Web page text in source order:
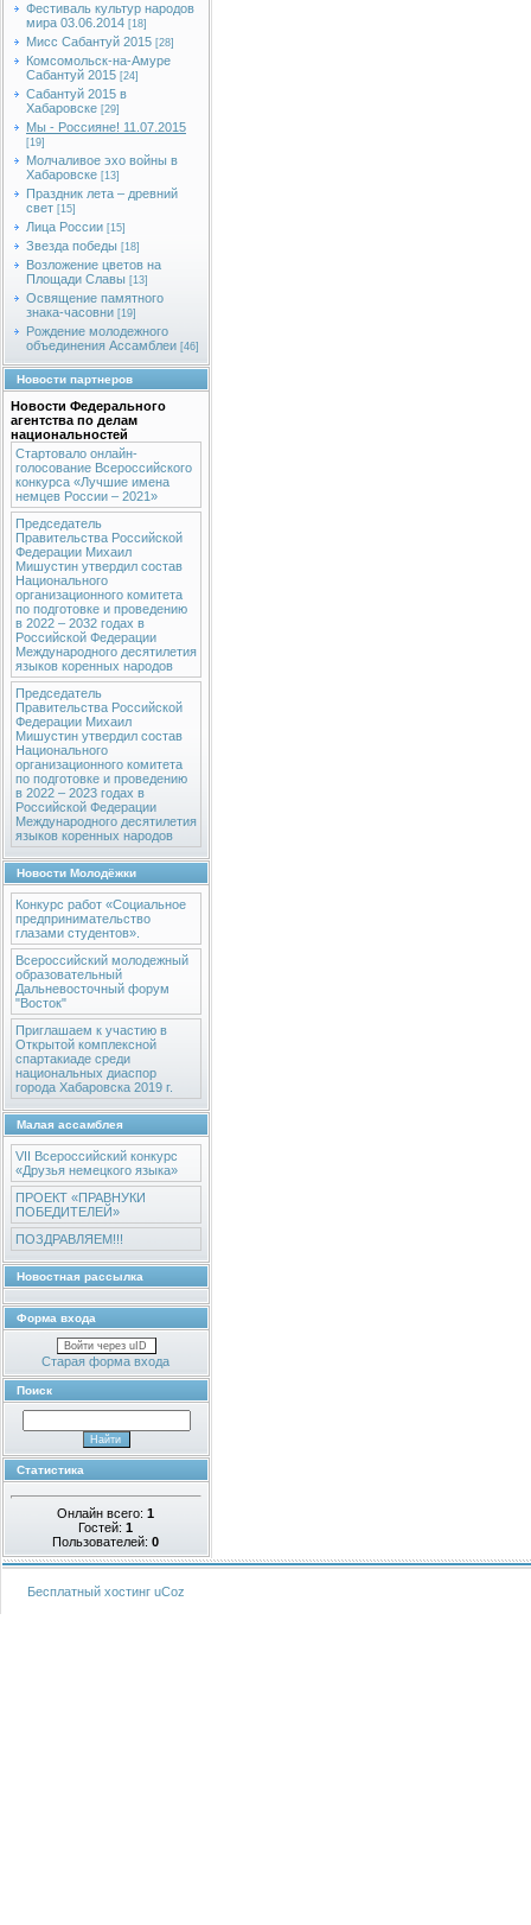
Фестиваль культур народов
мира 03.06.2014 [18]
Мисс Сабантуй 2015 [28]
Комсомольск-на-Амуре
Сабантуй 2015 [24]
Сабантуй 2015 в
Хабаровске [29]
Мы - Россияне! 11.07.2015
[19]
Молчаливое эхо войны в
Хабаровске [13]
Праздник лета – древний
свет [15]
Лица России [15]
Звезда победы [18]
Возложение цветов на
Площади Славы [13]
Освящение памятного
знака-часовни [19]
Рождение молодежного
объединения Ассамблеи [46]
Новости партнеров
Новости Федерального
агентства по делам
национальностей
Стартовало онлайн-
голосование Всероссийского
конкурса «Лучшие имена
немцев России – 2021»
Председатель
Правительства Российской
Федерации Михаил
Мишустин утвердил состав
Национального
организационного комитета
по подготовке и проведению
в 2022 – 2032 годах в
Российской Федерации
Международного десятилетия
языков коренных народов
Председатель
Правительства Российской
Федерации Михаил
Мишустин утвердил состав
Национального
организационного комитета
по подготовке и проведению
в 2022 – 2023 годах в
Российской Федерации
Международного десятилетия
языков коренных народов
Новости Молодёжки
Конкурс работ «Социальное
предпринимательство
глазами студентов».
Всероссийский молодежный
образовательный
Дальневосточный форум
"Восток"
Приглашаем к участию в
Открытой комплексной
спартакиаде среди
национальных диаспор
города Хабаровска 2019 г.
Малая ассамблея
VII Всероссийский конкурс
«Друзья немецкого языка»
ПРОЕКТ «ПРАВНУКИ
ПОБЕДИТЕЛЕЙ»
ПОЗДРАВЛЯЕМ!!!
Новостная рассылка
Форма входа
Войти через uID
Старая форма входа
Поиск
Статистика
Онлайн всего:1
Гостей:1
Пользователей:0
Бесплатный хостинг uCoz